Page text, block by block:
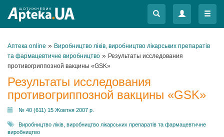
Меню
Меню
Аптека online » Виробництво ліків, виробництво лікарських препаратів
та фармацевтичне виробництво » Результаты исследования
противогриппозной вакцины «GSK»
Результаты исследования
противогриппозной вакцины «GSK»
№ 40 (611) 15 Жовтня 2007 р.
Виробництво ліків, виробництво лікарських препаратів та фармацевтичне
виробництво